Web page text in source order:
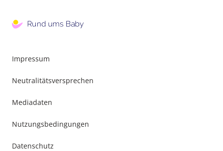
Impressum
Neutralitätsversprechen
Mediadaten
Nutzungsbedingungen
Datenschutz